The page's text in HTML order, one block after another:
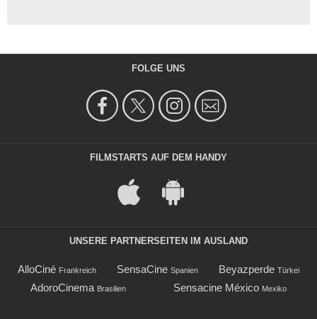
FOLGE UNS
FILMSTARTS AUF DEM HANDY
UNSERE PARTNERSEITEN IM AUSLAND
AlloCiné Frankreich SensaCine Spanien Beyazperde Türkei
AdoroCinema Brasilien Sensacine México Mexiko